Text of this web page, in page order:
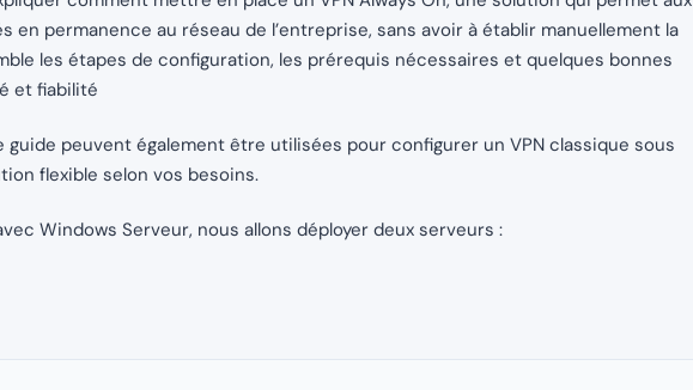
permanence au réseau de l’entreprise, sans avoir à établir manuellement la
les étapes de configuration, les prérequis nécessaires et quelques bonnes
et fiabilité
peuvent également être utilisées pour configurer un VPN classique sous
flexible selon vos besoins.
Windows Serveur, nous allons déployer deux serveurs :